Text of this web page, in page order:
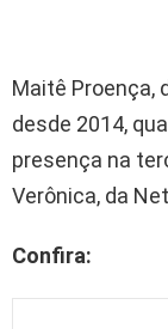
Maitê Proença,
desde 2014,
presença na
Verônica, da
Confira: